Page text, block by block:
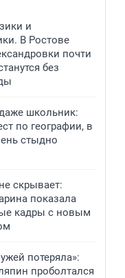
и
В Ростове
почти
без
школьник:
по географии, в
стыдно
скрывает:
показала
кадры с новым
потеряла»:
проболтался